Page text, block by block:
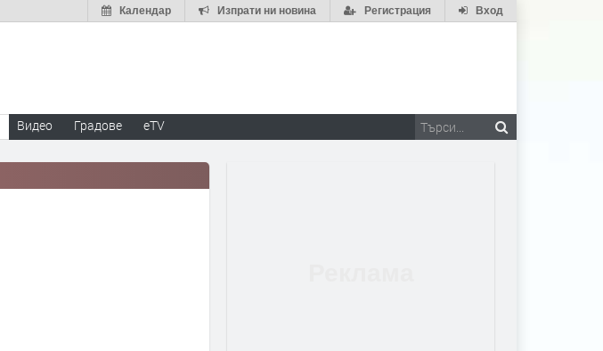
Вход
Регистрация
Изпрати ни новина
Календар
Видео Градове eTV